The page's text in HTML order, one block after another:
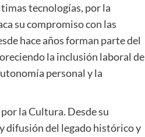
tecnologías, por la
su compromiso con las
hace años forman parte del
la inclusión laboral de
personal y la
la Cultura. Desde su
difusión del legado histórico y